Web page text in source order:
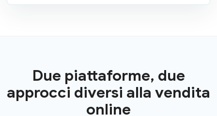
Due piattaforme, due
approcci diversi alla vendita
online